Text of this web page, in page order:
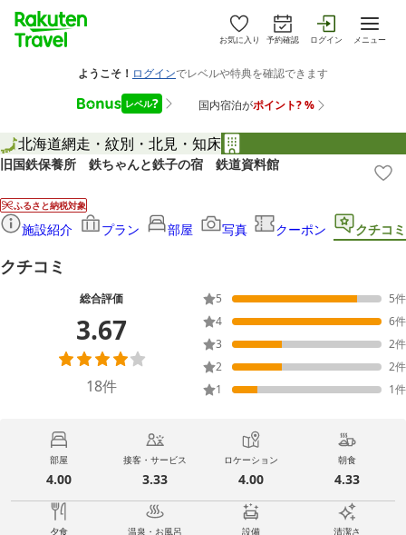
お気に入り 予約確認 ログイン メニュー
北海道網走・紋別・北見・知床
旧国鉄保養所 鉄ちゃんと鉄子の宿 鉄道資料館
ふるさと納税対象
施設紹介 プラン 部屋 写真 クーポン クチコミ
クチコミ
総合評価
3.67
18件
5 5件
4
6件
3
2件
2
2件
1
1件
部屋
4.00
接客・サービス
3.33
ロケーション
4.00
朝食
4.33
夕食 温泉・お風呂 設備 清潔さ